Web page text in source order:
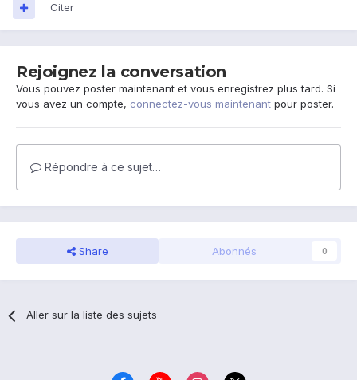
Citer
Rejoignez la conversation
Vous pouvez poster maintenant et vous enregistrez plus tard. Si
vous avez un compte, connectez-vous maintenant pour poster.
Répondre à ce sujet…
Share Abonnés 0
Aller sur la liste des sujets